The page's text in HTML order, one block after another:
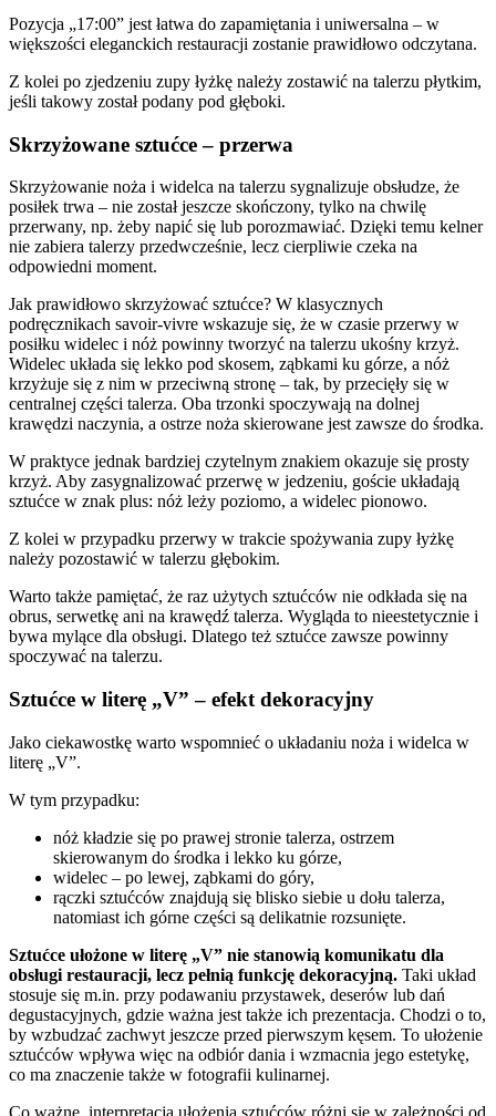
Pozycja „17:00” jest łatwa do zapamiętania i uniwersalna – w
większości eleganckich restauracji zostanie prawidłowo odczytana.
Z kolei po zjedzeniu zupy łyżkę należy zostawić na talerzu płytkim,
jeśli takowy został podany pod głęboki.
Skrzyżowane sztućce – przerwa
Skrzyżowanie noża i widelca na talerzu sygnalizuje obsłudze, że
posiłek trwa – nie został jeszcze skończony, tylko na chwilę
przerwany, np. żeby napić się lub porozmawiać. Dzięki temu kelner
nie zabiera talerzy przedwcześnie, lecz cierpliwie czeka na
odpowiedni moment.
Jak prawidłowo skrzyżować sztućce? W klasycznych
podręcznikach savoir-vivre wskazuje się, że w czasie przerwy w
posiłku widelec i nóż powinny tworzyć na talerzu ukośny krzyż.
Widelec układa się lekko pod skosem, ząbkami ku górze, a nóż
krzyżuje się z nim w przeciwną stronę – tak, by przecięły się w
centralnej części talerza. Oba trzonki spoczywają na dolnej
krawędzi naczynia, a ostrze noża skierowane jest zawsze do środka.
W praktyce jednak bardziej czytelnym znakiem okazuje się prosty
krzyż. Aby zasygnalizować przerwę w jedzeniu, goście układają
sztućce w znak plus: nóż leży poziomo, a widelec pionowo.
Z kolei w przypadku przerwy w trakcie spożywania zupy łyżkę
należy pozostawić w talerzu głębokim.
Warto także pamiętać, że raz użytych sztućców nie odkłada się na
obrus, serwetkę ani na krawędź talerza. Wygląda to nieestetycznie i
bywa mylące dla obsługi. Dlatego też sztućce zawsze powinny
spoczywać na talerzu.
Sztućce w literę „V” – efekt dekoracyjny
Jako ciekawostkę warto wspomnieć o układaniu noża i widelca w
literę „V”.
W tym przypadku:
nóż kładzie się po prawej stronie talerza, ostrzem
skierowanym do środka i lekko ku górze,
widelec – po lewej, ząbkami do góry,
rączki sztućców znajdują się blisko siebie u dołu talerza,
natomiast ich górne części są delikatnie rozsunięte.
Sztućce ułożone w literę „V” nie stanowią komunikatu dla
obsługi restauracji, lecz pełnią funkcję dekoracyjną. Taki układ
stosuje się m.in. przy podawaniu przystawek, deserów lub dań
degustacyjnych, gdzie ważna jest także ich prezentacja. Chodzi o to,
by wzbudzać zachwyt jeszcze przed pierwszym kęsem. To ułożenie
sztućców wpływa więc na odbiór dania i wzmacnia jego estetykę,
co ma znaczenie także w fotografii kulinarnej.
Co ważne, interpretacja ułożenia sztućców różni się w zależności od